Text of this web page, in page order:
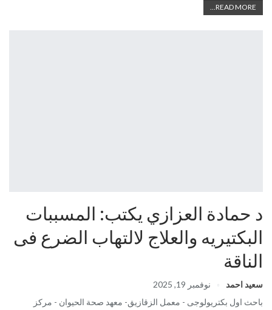
READ MORE...
د حمادة العزازي يكتب: المسببات
البكتيريه والعلاج لالتهاب الضرع فى
الناقة
سعيد احمد
نوفمبر 19, 2025
باحث اول بكتريولوجى - معمل الزقازيق- معهد صحة الحيوان - مركز